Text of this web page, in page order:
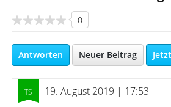
0
Antworten Neuer Beitrag
19. August 2019 | 17:53